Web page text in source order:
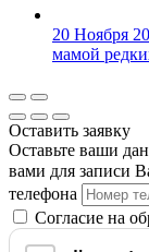
20 Ноября
мамой
Оставить заявку
Оставьте ваши
вами для записи
телефона
Согласие на